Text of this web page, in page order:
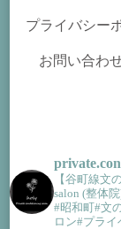
プライバシー
お問い合わ
【谷町線文
salon (整体
#昭和町#文
ロン#プラ